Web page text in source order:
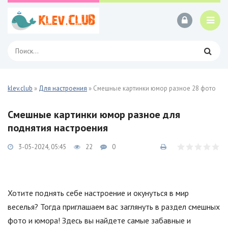
klev.club » Для настроения » Смешные картинки юмор разное 28 фото
Смешные картинки юмор разное для
поднятия настроения
3-05-2024, 05:45 22 0
Хотите поднять себе настроение и окунуться в мир
веселья? Тогда приглашаем вас заглянуть в раздел смешных
фото и юмора! Здесь вы найдете самые забавные и